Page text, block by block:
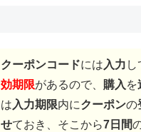
クーポンコードには 入力 し
効期限があるので、 購入 を
は 入力期限内にクーポンの
せておき、そこから7日間